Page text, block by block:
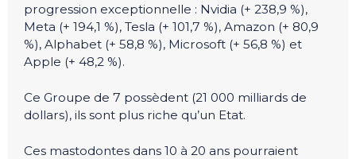
progression exceptionnelle : Nvidia (+ 238,9 %),
Meta (+ 194,1 %), Tesla (+ 101,7 %), Amazon (+ 80,9
%), Alphabet (+ 58,8 %), Microsoft (+ 56,8 %) et
Apple (+ 48,2 %).
Ce Groupe de 7 possèdent (21 000 milliards de
dollars), ils sont plus riche qu’un Etat.
Ces mastodontes dans 10 à 20 ans pourraient